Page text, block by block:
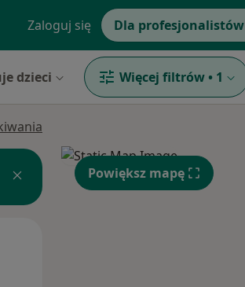
Zaloguj się Dla profesjonalistów
dzieci Więcej filtrów • 1
Powiększ mapę